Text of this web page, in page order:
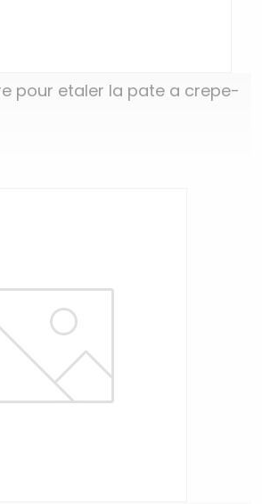
pour etaler la pate a crepe-